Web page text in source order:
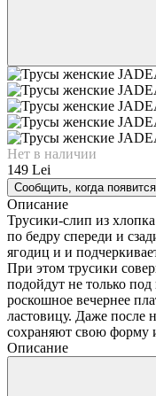
Нет в наличии
149 Lei
Сообщить, когда появится
Описание
Трусики-слип из
по бедру спереди и
ягодиц и и
При этом трусики
подойдут не только
роскошное вечернее
ластовицу. Даже после
сохраняют свою форму
Описание